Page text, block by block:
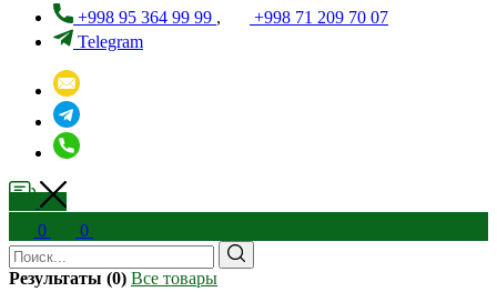
+998 95 364 99 99 ,
+998 71 209 70 07
Telegram
0 0
Результаты (0) Все товары